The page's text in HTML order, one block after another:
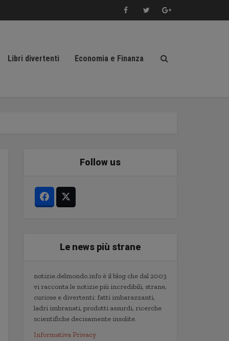
Libri divertenti Economia e Finanza
Follow us
Le news più strane
notizie.delmondo.info è il blog che dal 2003
vi racconta le notizie più incredibili, strane,
curiose e divertenti: fatti imbarazzanti,
ladri imbranati, prodotti assurdi, ricerche
scientifiche decisamente insolite.
Informativa Privacy